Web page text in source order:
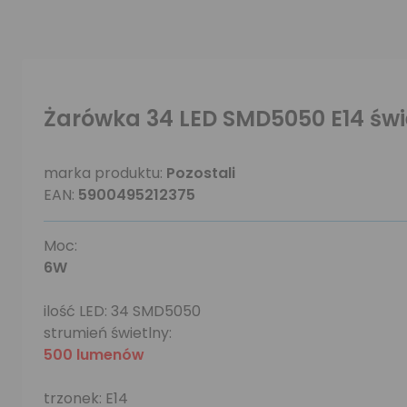
Żarówka 34 LED SMD5050 E14
marka produktu: Pozostali
EAN: 5900495212375
Moc:
6W
ilość LED: 34 SMD5050
strumień świetlny:
500 lumenów
trzonek: E14